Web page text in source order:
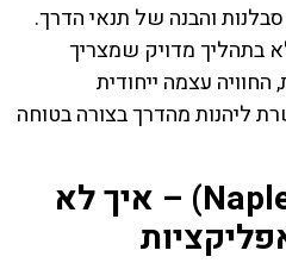
והבנה של תנאי הדרך.
בתהליך מדויק שמצריך
עצמה ייחודית
ליהנות מהדרך בצורה בטוחה
ניווט בנאפולי (Naples) – איך לא